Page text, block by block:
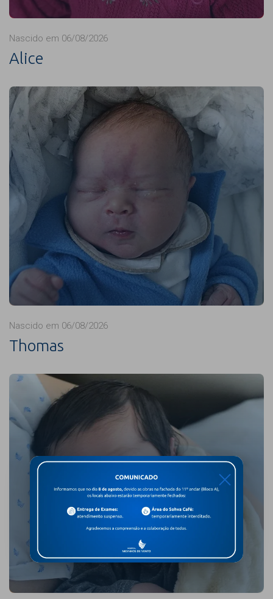
Nascido em 06/08/2026
Alice
Nascido em 06/08/2026
Thomas
X